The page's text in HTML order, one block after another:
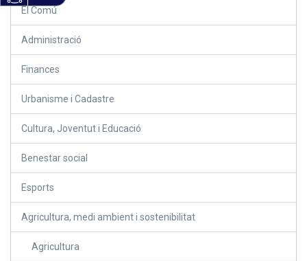
El Comú
Administració
Finances
Urbanisme i Cadastre
Cultura, Joventut i Educació
Benestar social
Esports
Agricultura, medi ambient i sostenibilitat
Agricultura